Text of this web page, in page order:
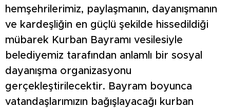
hemşehrilerimiz, paylaşmanın, dayanışmanın
ve kardeşliğin en güçlü şekilde hissedildiği
mübarek Kurban Bayramı vesilesiyle
belediyemiz tarafından anlamlı bir sosyal
dayanışma organizasyonu
gerçekleştirilecektir. Bayram boyunca
vatandaşlarımızın bağışlayacağı kurban